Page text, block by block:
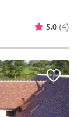
5.0 (4)